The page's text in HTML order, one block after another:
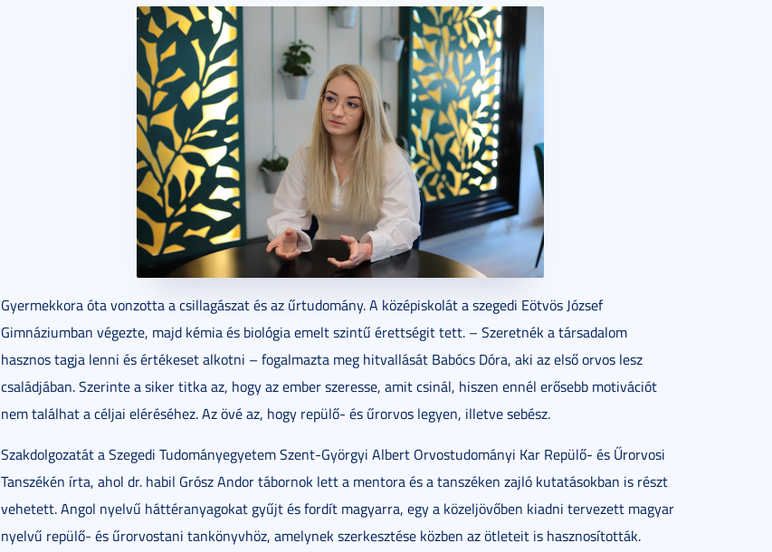
Gyermekkora óta vonzotta a csillagászat és az űrtudomány. A középiskolát a szegedi Eötvös József
Gimnáziumban végezte, majd kémia és biológia emelt szintű érettségit tett. – Szeretnék a társadalom
hasznos tagja lenni és értékeset alkotni – fogalmazta meg hitvallását Babócs Dóra, aki az első orvos lesz
családjában. Szerinte a siker titka az, hogy az ember szeresse, amit csinál, hiszen ennél erősebb motivációt
nem találhat a céljai eléréséhez. Az övé az, hogy repülő- és űrorvos legyen, illetve sebész.
Szakdolgozatát a Szegedi Tudományegyetem Szent-Györgyi Albert Orvostudományi Kar Repülő- és Űrorvosi
Tanszékén írta, ahol dr. habil Grósz Andor tábornok lett a mentora és a tanszéken zajló kutatásokban is részt
vehetett. Angol nyelvű háttéranyagokat gyűjt és fordít magyarra, egy a közeljövőben kiadni tervezett magyar
nyelvű repülő- és űrorvostani tankönyvhöz, amelynek szerkesztése közben az ötleteit is hasznosították.